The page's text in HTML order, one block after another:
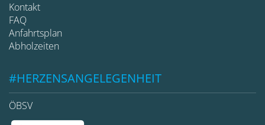
Kontakt
FAQ
Anfahrtsplan
Abholzeiten
#HERZENSANGELEGENHEIT
ÖBSV